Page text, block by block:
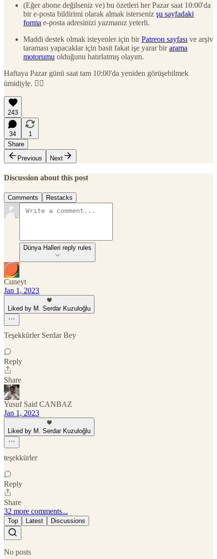
(Eğer abone değilseniz ve) bu özetleri her Pazar saat 10:00'da
bir e-posta bildirimi olarak almak isterseniz şu sayfadaki
forma e-posta adresinizi yazmanız yeterli.
Maddi destek olmak isteyenler için birPatreon sayfası ve arşiv
taraması yapacaklar için basit fakat işe yarar birarama
motorumu olduğunu hatırlatmış olayım.
Haftaya Pazar günü saat tam 10:00'da yeniden görüşebilmek
ümidiyle. 🙋‍♂️
243
34
1
Share
Previous
Next
Discussion about this post
Comments Restacks
Dünya Halleri reply rules
Cuneyt
Jan 1, 2023
Liked by M. Serdar Kuzuloğlu
Teşekkürler Serdar Bey
Reply
Share
Yusuf Said CANBAZ
Jan 1, 2023
Liked by M. Serdar Kuzuloğlu
teşekkürler
Reply
Share
32 more comments...
Top Latest Discussions
No posts